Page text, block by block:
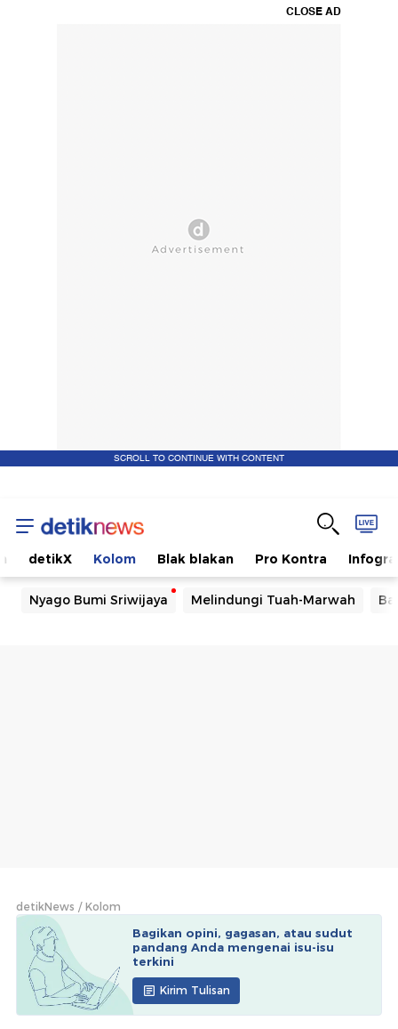
CLOSE AD
SCROLL TO CONTINUE WITH CONTENT
detikX Kolom Blak blakan Pro Kontra
Nyago Bumi Sriwijaya Melindungi Tuah-Marwah
detikNews Kolom
Bagikan opini, gagasan, atau sudut
pandang Anda mengenai isu-isu
terkini
Kirim Tulisan